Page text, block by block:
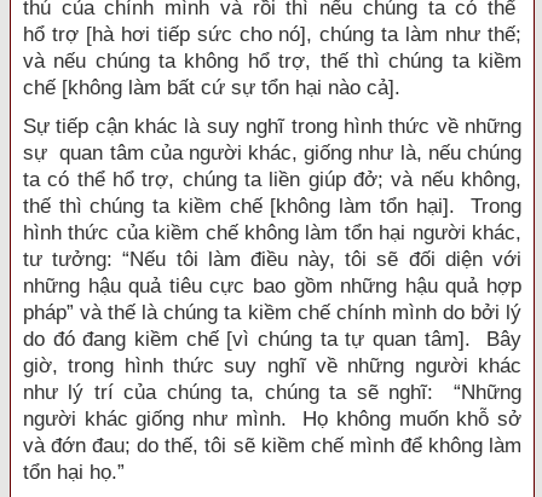
thú của chính mình và rồi thì nếu chúng ta có thể
hổ trợ [hà hơi tiếp sức cho nó], chúng ta làm như thế;
và nếu chúng ta không hổ trợ, thế thì chúng ta kiềm
chế [không làm bất cứ sự tổn hại nào cả].
Sự tiếp cận khác là suy nghĩ trong hình thức về những
sự quan tâm của người khác, giống như là, nếu chúng
ta có thể hổ trợ, chúng ta liền giúp đở; và nếu không,
thế thì chúng ta kiềm chế [không làm tổn hại]. Trong
hình thức của kiềm chế không làm tổn hại người khác,
tư tưởng: “Nếu tôi làm điều này, tôi sẽ đối diện với
những hậu quả tiêu cực bao gồm những hậu quả hợp
pháp” và thế là chúng ta kiềm chế chính mình do bởi lý
do đó đang kiềm chế [vì chúng ta tự quan tâm]. Bây
giờ, trong hình thức suy nghĩ về những người khác
như lý trí của chúng ta, chúng ta sẽ nghĩ: “Những
người khác giống như mình. Họ không muốn khỗ sở
và đớn đau; do thế, tôi sẽ kiềm chế mình để không làm
tổn hại họ.”